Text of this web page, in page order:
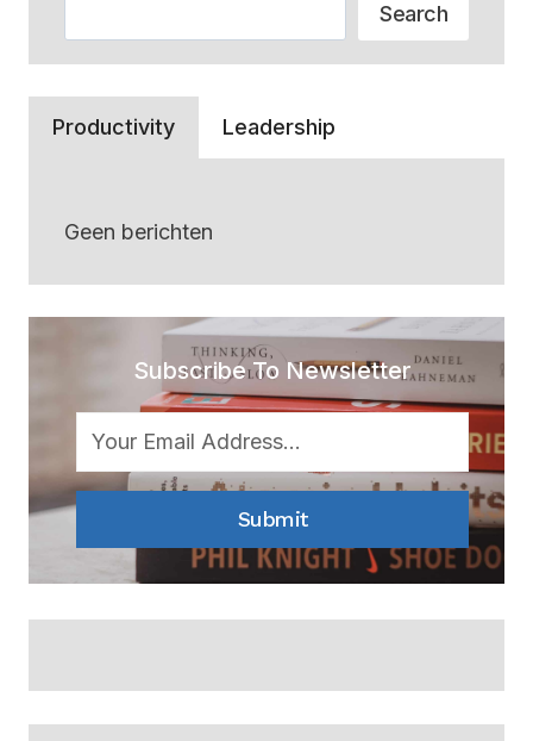
Search
Productivity Leadership
Geen berichten
Subscribe To Newsletter
Submit